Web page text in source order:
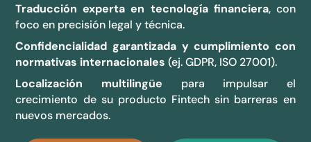
Traducción experta en tecnología financiera, con
foco en precisión legal y técnica.
Confidencialidad garantizada y cumplimiento con
normativas internacionales (ej. GDPR, ISO 27001).
Localización multilingüe para impulsar el
crecimiento de su producto Fintech sin barreras en
nuevos mercados.